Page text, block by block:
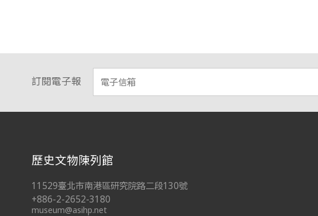
訂閱電子報
:::
歷史文物陳列館
11529臺北市南港區研究院路二段130號
+886-2-2652-3180
museum@asihp.net